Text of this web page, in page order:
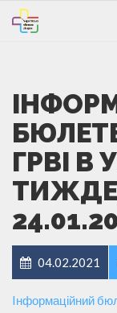
ГРВІ В
04.02.2021
Iнформаційний